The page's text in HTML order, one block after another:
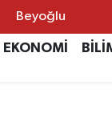
Beyoğlu
EKONOMİ